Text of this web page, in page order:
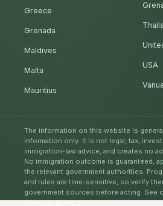
Greece
Grenada
Maldives
Malta
Mauritius
USA
The information on this website is
information only. It is not legal, tax,
immigration-law advice, and creates no
No immigration outcome is guaranteed;
the relevant government authorities.
and rules are time-sensitive, so verify
government sources before acting. See
Terms of Service